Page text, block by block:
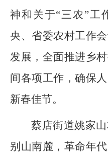
神和关于“三农”工
央、省委农村工作
发展，全面推进乡
间各项工作，确保
新春佳节。
蔡店街道姚家
别山南麓，革命年